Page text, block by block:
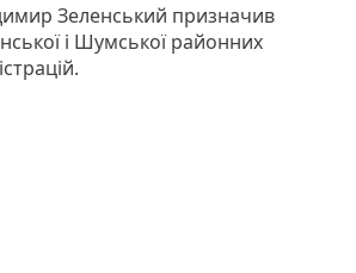
Зеленський призначив
і Шумської районних